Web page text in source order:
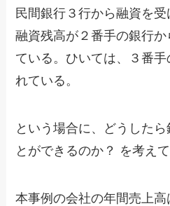
民間銀行３行から融資を
融資残高が２番手の銀行
ている。ひいては、３番
れている。
という場合に、どうした
とができるのか？ を考えて
本事例の会社の年間売上